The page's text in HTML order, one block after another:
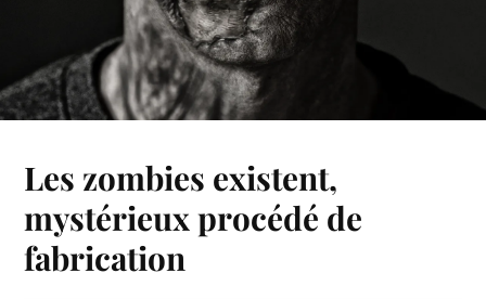
Les zombies existent,
mystérieux procédé de
fabrication